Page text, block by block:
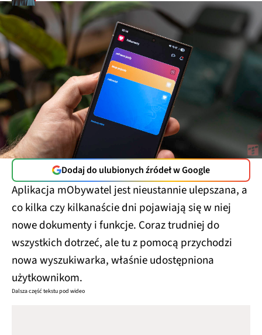
Dodaj do ulubionych źródeł w Google
Aplikacja mObywatel jest nieustannie ulepszana, a
co kilka czy kilkanaście dni pojawiają się w niej
nowe dokumenty i funkcje. Coraz trudniej do
wszystkich dotrzeć, ale tu z pomocą przychodzi
nowa wyszukiwarka, właśnie udostępniona
użytkownikom.
Dalsza część tekstu pod wideo